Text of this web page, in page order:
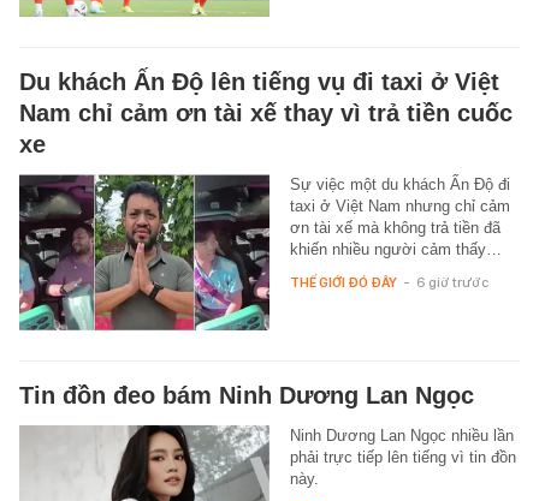
Du khách Ấn Độ lên tiếng vụ đi taxi ở Việt
Nam chỉ cảm ơn tài xế thay vì trả tiền cuốc
xe
Sự việc một du khách Ấn Độ đi
taxi ở Việt Nam nhưng chỉ cảm
ơn tài xế mà không trả tiền đã
khiến nhiều người cảm thấy…
THẾ GIỚI ĐÓ ĐÂY - 6 giờ trước
Tin đồn đeo bám Ninh Dương Lan Ngọc
Ninh Dương Lan Ngọc nhiều lần
phải trực tiếp lên tiếng vì tin đồn
này.